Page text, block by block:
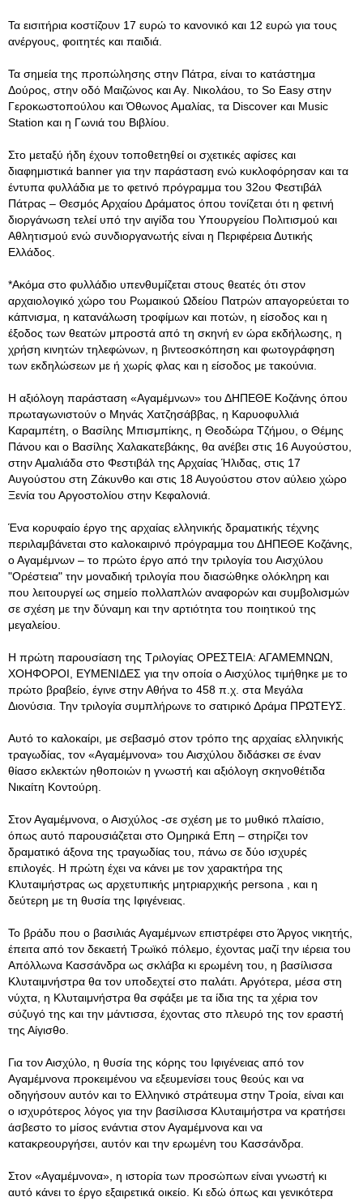
Τα εισιτήρια κοστίζουν 17 ευρώ το κανονικό και 12 ευρώ για τους
ανέργους, φοιτητές και παιδιά.
Τα σημεία της προπώλησης στην Πάτρα, είναι το κατάστημα
Δούρος, στην οδό Μαιζώνος και Αγ. Νικολάου, το So Easy στην
Γεροκωστοπούλου και Όθωνος Αμαλίας, τα Discover και Music
Station και η Γωνιά του Βιβλίου.
Στο μεταξύ ήδη έχουν τοποθετηθεί οι σχετικές αφίσες και
διαφημιστικά banner για την παράσταση ενώ κυκλοφόρησαν και τα
έντυπα φυλλάδια με το φετινό πρόγραμμα του 32ου Φεστιβάλ
Πάτρας – Θεσμός Αρχαίου Δράματος όπου τονίζεται ότι η φετινή
διοργάνωση τελεί υπό την αιγίδα του Υπουργείου Πολιτισμού και
Αθλητισμού ενώ συνδιοργανωτής είναι η Περιφέρεια Δυτικής
Ελλάδος.
*Ακόμα στο φυλλάδιο υπενθυμίζεται στους θεατές ότι στον
αρχαιολογικό χώρο του Ρωμαικού Ωδείου Πατρών απαγορεύεται το
κάπνισμα, η κατανάλωση τροφίμων και ποτών, η είσοδος και η
έξοδος των θεατών μπροστά από τη σκηνή εν ώρα εκδήλωσης, η
χρήση κινητών τηλεφώνων, η βιντεοσκόπηση και φωτογράφηση
των εκδηλώσεων με ή χωρίς φλας και η είσοδος με τακούνια.
Η αξιόλογη παράσταση «Αγαμέμνων» του ΔΗΠΕΘΕ Κοζάνης όπου
πρωταγωνιστούν ο Μηνάς Χατζησάββας, η Καρυοφυλλιά
Καραμπέτη, ο Βασίλης Μπισμπίκης, η Θεοδώρα Τζήμου, ο Θέμης
Πάνου και ο Βασίλης Χαλακατεβάκης, θα ανέβει στις 16 Αυγούστου,
στην Αμαλιάδα στο Φεστιβάλ της Αρχαίας Ήλιδας, στις 17
Αυγούστου στη Ζάκυνθο και στις 18 Αυγούστου στον αύλειο χώρο
Ξενία του Αργοστολίου στην Κεφαλονιά.
Ένα κορυφαίο έργο της αρχαίας ελληνικής δραματικής τέχνης
περιλαμβάνεται στο καλοκαιρινό πρόγραμμα του ΔΗΠΕΘΕ Κοζάνης,
ο Αγαμέμνων – το πρώτο έργο από την τριλογία του Αισχύλου
"Ορέστεια" την μοναδική τριλογία που διασώθηκε ολόκληρη και
που λειτουργεί ως σημείο πολλαπλών αναφορών και συμβολισμών
σε σχέση με την δύναμη και την αρτιότητα του ποιητικού της
μεγαλείου.
Η πρώτη παρουσίαση της Τριλογίας ΟΡΕΣΤΕΙΑ: ΑΓΑΜΕΜΝΩΝ,
ΧΟΗΦΟΡΟΙ, ΕΥΜΕΝΙΔΕΣ για την οποία ο Αισχύλος τιμήθηκε με το
πρώτο βραβείο, έγινε στην Αθήνα το 458 π.χ. στα Μεγάλα
Διονύσια. Την τριλογία συμπλήρωνε το σατιρικό Δράμα ΠΡΩΤΕΥΣ.
Αυτό το καλοκαίρι, με σεβασμό στον τρόπο της αρχαίας ελληνικής
τραγωδίας, τον «Αγαμέμνονα» του Αισχύλου διδάσκει σε έναν
θίασο εκλεκτών ηθοποιών η γνωστή και αξιόλογη σκηνοθέτιδα
Νικαίτη Κοντούρη.
Στον Αγαμέμνονα, ο Αισχύλος -σε σχέση με το μυθικό πλαίσιο,
όπως αυτό παρουσιάζεται στο Ομηρικά Επη – στηρίζει τον
δραματικό άξονα της τραγωδίας του, πάνω σε δύο ισχυρές
επιλογές. Η πρώτη έχει να κάνει με τον χαρακτήρα της
Κλυταιμήστρας ως αρχετυπικής μητριαρχικής persona , και η
δεύτερη με τη θυσία της Ιφιγένειας.
Το βράδυ που ο βασιλιάς Αγαμέμνων επιστρέφει στο Άργος νικητής,
έπειτα από τον δεκαετή Τρωϊκό πόλεμο, έχοντας μαζί την ιέρεια του
Απόλλωνα Κασσάνδρα ως σκλάβα κι ερωμένη του, η βασίλισσα
Κλυταιμνήστρα θα τον υποδεχτεί στο παλάτι. Αργότερα, μέσα στη
νύχτα, η Κλυταιμνήστρα θα σφάξει με τα ίδια της τα χέρια τον
σύζυγό της και την μάντισσα, έχοντας στο πλευρό της τον εραστή
της Αίγισθο.
Για τον Αισχύλο, η θυσία της κόρης του Ιφιγένειας από τον
Αγαμέμνονα προκειμένου να εξευμενίσει τους θεούς και να
οδηγήσουν αυτόν και το Ελληνικό στράτευμα στην Τροία, είναι και
ο ισχυρότερος λόγος για την βασίλισσα Κλυταιμήστρα να κρατήσει
άσβεστο το μίσος ενάντια στον Αγαμέμνονα και να
κατακρεουργήσει, αυτόν και την ερωμένη του Κασσάνδρα.
Στον «Αγαμέμνονα», η ιστορία των προσώπων είναι γνωστή κι
αυτό κάνει το έργο εξαιρετικά οικείο. Κι εδώ όπως και γενικότερα